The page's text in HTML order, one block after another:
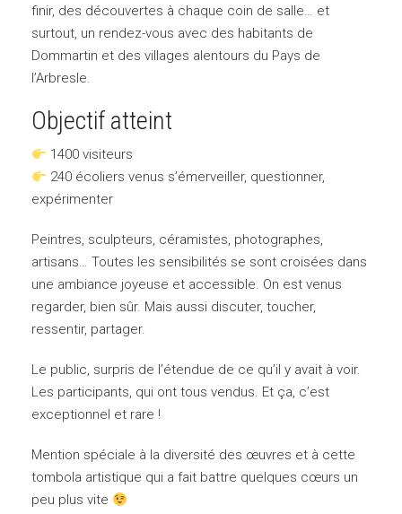
finir, des découvertes à chaque coin de salle… et
surtout, un rendez-vous avec des habitants de
Dommartin et des villages alentours du Pays de
l’Arbresle.
Objectif atteint
1400 visiteurs
240 écoliers venus s’émerveiller, questionner,
expérimenter
Peintres, sculpteurs, céramistes, photographes,
artisans… Toutes les sensibilités se sont croisées dans
une ambiance joyeuse et accessible. On est venus
regarder, bien sûr. Mais aussi discuter, toucher,
ressentir, partager.
Le public, surpris de l’étendue de ce qu’il y avait à voir.
Les participants, qui ont tous vendus. Et ça, c’est
exceptionnel et rare !
Mention spéciale à la diversité des œuvres et à cette
tombola artistique qui a fait battre quelques cœurs un
peu plus vite